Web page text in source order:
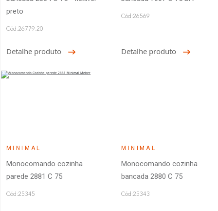
preto
Cód:26779.20
Detalhe produto
Cód:26569
Detalhe produto
MINIMAL
Monocomando cozinha
parede 2881 C 75
Cód:25345
MINIMAL
Monocomando cozinha
bancada 2880 C 75
Cód:25343